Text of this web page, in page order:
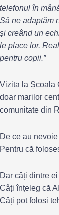
telefonul în
Să ne adaptăm
și creând un
le place lor.
pentru copii.”
Vizita la Școala
doar marilor
comunitate din
De ce au
Pentru că
Dar câți dintre
Câți înțeleg că
Câți pot folosi